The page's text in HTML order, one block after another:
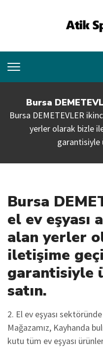
Bursa
Bursa DEMETEVLER
yerler olarak bizle
garantisiyle
Bursa
el ev eşyası
alan yerler
iletişime
garantisiyle
satın.
2. El ev eşyası
Mağazamız, Kayhanda
kutu tüm ev eşyası